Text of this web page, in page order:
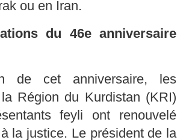
ou en Iran.
du 46e anniversaire
de cet anniversaire, les
Région du Kurdistan (KRI)
feyli ont renouvelé
la justice. Le président de la